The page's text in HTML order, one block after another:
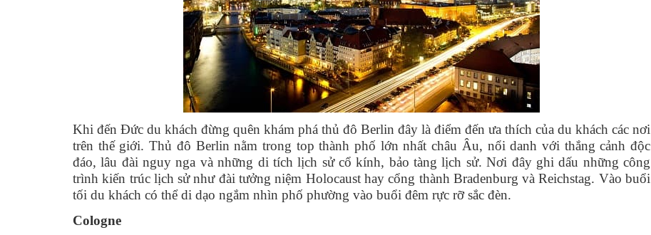
Khi đến Đức du khách đừng quên khám phá thủ đô Berlin đây là điểm đến ưa thích của du khách các nơi
trên thế giới. Thủ đô Berlin nằm trong top thành phố lớn nhất châu Âu, nổi danh với thắng cảnh độc
đáo, lâu đài nguy nga và những di tích lịch sử cổ kính, bảo tàng lịch sử. Nơi đây ghi dấu những công
trình kiến trúc lịch sử như đài tưởng niệm Holocaust hay cổng thành Bradenburg và Reichstag. Vào buổi
tối du khách có thể di dạo ngắm nhìn phố phường vào buổi đêm rực rỡ sắc đèn.
Cologne